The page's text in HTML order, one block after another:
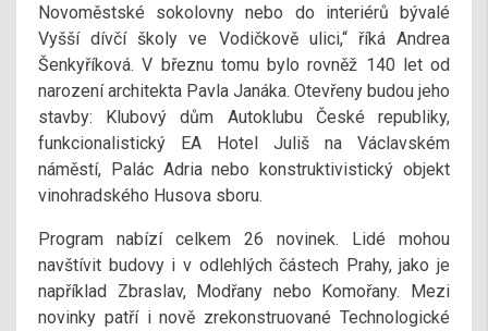
Novoměstské sokolovny nebo do interiérů bývalé
Vyšší dívčí školy ve Vodičkově ulici,“ říká Andrea
Šenkyříková. V březnu tomu bylo rovněž 140 let od
narození architekta Pavla Janáka. Otevřeny budou jeho
stavby: Klubový dům Autoklubu České republiky,
funkcionalistický EA Hotel Juliš na Václavském
náměstí, Palác Adria nebo konstruktivistický objekt
vinohradského Husova sboru.
Program nabízí celkem 26 novinek. Lidé mohou
navštívit budovy i v odlehlých částech Prahy, jako je
například Zbraslav, Modřany nebo Komořany. Mezi
novinky patří i nově zrekonstruované Technologické